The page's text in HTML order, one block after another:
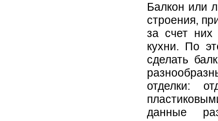
Балкон или
строения,
за счет
кухни. По
сделать
отделки:
данные